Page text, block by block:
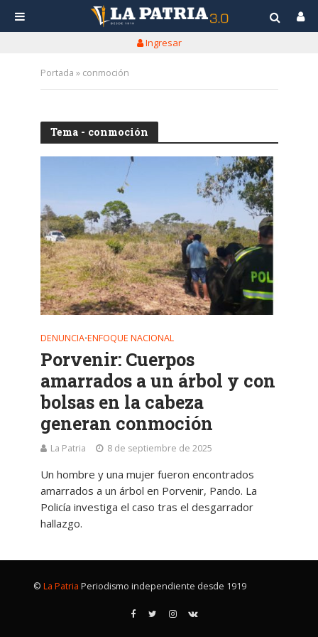
Ingresar
Portada » conmoción
Tema - conmoción
DENUNCIA•ENFOQUE NACIONAL
Porvenir: Cuerpos
amarrados a un árbol y con
bolsas en la cabeza
generan conmoción
La Patria 8 de septiembre de 2025
Un hombre y una mujer fueron encontrados
amarrados a un árbol en Porvenir, Pando. La
Policía investiga el caso tras el desgarrador
hallazgo.
© La Patria Periodismo independiente desde 1919